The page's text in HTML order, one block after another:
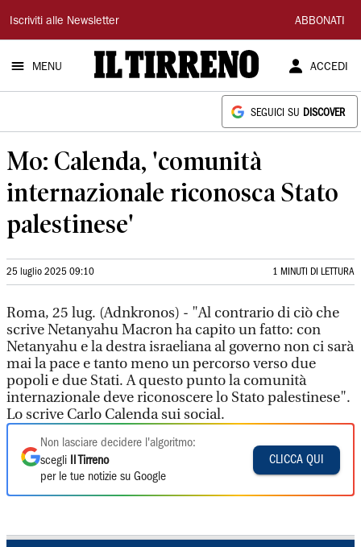
Il
Tirreno
Iscriviti alle Newsletter ABBONATI
MENU ACCEDI
SEGUICI SU DISCOVER
Mo: Calenda, 'comunità
internazionale riconosca Stato
palestinese'
25 luglio 2025 09:10 1 MINUTI DI LETTURA
Roma, 25 lug. (Adnkronos) - "Al contrario di ciò che
scrive Netanyahu Macron ha capito un fatto: con
Netanyahu e la destra israeliana al governo non ci sarà
mai la pace e tanto meno un percorso verso due
popoli e due Stati. A questo punto la comunità
internazionale deve riconoscere lo Stato palestinese".
Lo scrive Carlo Calenda sui social.
Non lasciare decidere l'algoritmo:
scegli
Il Tirreno
per le tue notizie su Google
CLICCA QUI